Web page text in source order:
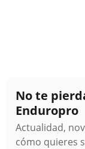
No te
Enduropro
Actualidad,
cómo quieres